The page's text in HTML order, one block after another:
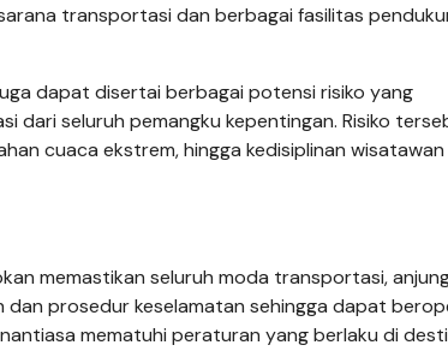
transportasi dan berbagai fasilitas
dapat disertai berbagai potensi risiko yang
dari seluruh pemangku kepentingan. Risiko
cuaca ekstrem, hingga kedisiplinan wisatawan
memastikan seluruh moda transportasi,
prosedur keselamatan sehingga dapat
mematuhi peraturan yang berlaku di